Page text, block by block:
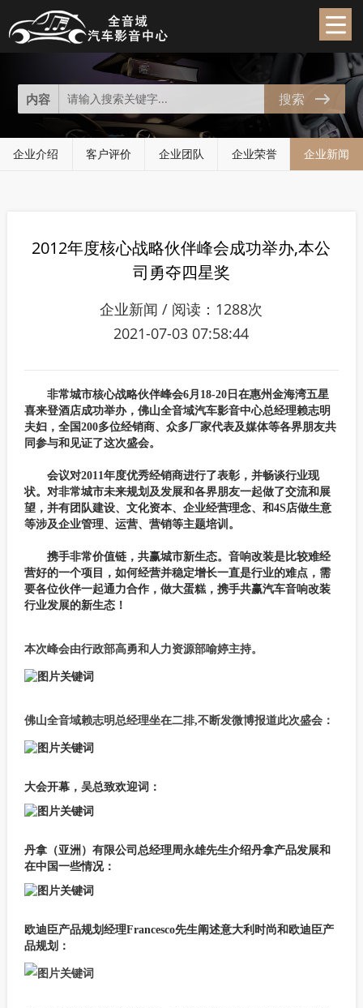
企业新闻
News
内容 搜索
企业介绍 客户评价 企业团队 企业荣誉 企业新闻
2012年度核心战略伙伴峰会成功举办,本公
司勇夺四星奖
企业新闻 / 阅读：1288次
2021-07-03 07:58:44
非常城市核心战略伙伴峰会6月18-20日在惠州金海湾五星
喜来登酒店成功举办，佛山全音域汽车影音中心总经理赖志明
夫妇，全国200多位经销商、众多厂家代表及媒体等各界朋友共
同参与和见证了这次盛会。
会议对2011年度优秀经销商进行了表彰，并畅谈行业现
状。对非常城市未来规划及发展和各界朋友一起做了交流和展
望，并有团队建设、文化资本、企业经营理念、和4S店做生意
等涉及企业管理、运营、营销等主题培训。
携手非常价值链，共赢城市新生态。音响改装是比较难经
营好的一个项目，如何经营并稳定增长一直是行业的难点，需
要各位伙伴一起通力合作，做大蛋糕，携手共赢汽车音响改装
行业发展的新生态！
本次峰会由行政部高勇和人力资源部喻婷主持。
佛山全音域赖志明总经理坐在二排,不断发微博报道此次盛会：
大会开幕，吴总致欢迎词：
丹拿（亚洲）有限公司总经理周永雄先生介绍丹拿产品发展和
在中国一些情况：
欧迪臣产品规划经理Francesco先生阐述意大利时尚和欧迪臣产
品规划：